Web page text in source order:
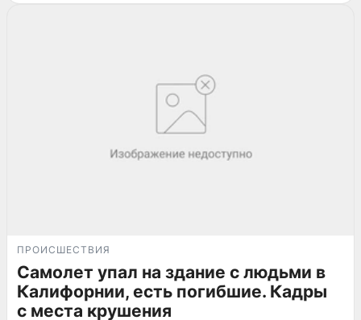
ПРОИСШЕСТВИЯ
Самолет упал на здание с людьми в
Калифорнии, есть погибшие. Кадры
с места крушения